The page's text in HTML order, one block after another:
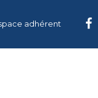
adhérent